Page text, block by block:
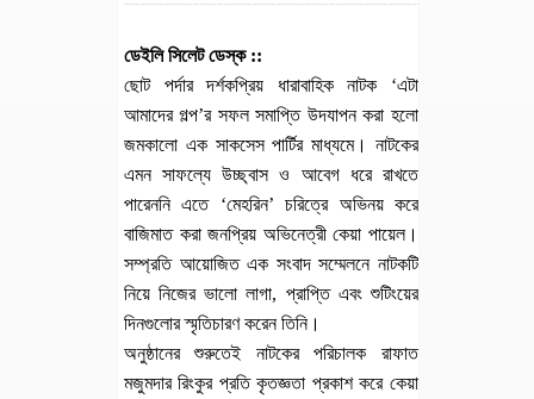
ডেইলি সিলেট ডেস্ক ::
ছোট পর্দার দর্শকপ্রিয় ধারাবাহিক নাটক ‘এটা
আমাদের গল্প’র সফল সমাপ্তি উদযাপন করা হলো
জমকালো এক সাকসেস পার্টির মাধ্যমে। নাটকের
এমন সাফল্যে উচ্ছ্বাস ও আবেগ ধরে রাখতে
পারেননি এতে ‘মেহরিন’ চরিত্রে অভিনয় করে
বাজিমাত করা জনপ্রিয় অভিনেত্রী কেয়া পায়েল।
সম্প্রতি আয়োজিত এক সংবাদ সম্মেলনে নাটকটি
নিয়ে নিজের ভালো লাগা, প্রাপ্তি এবং শুটিংয়ের
দিনগুলোর স্মৃতিচারণ করেন তিনি।
অনুষ্ঠানের শুরুতেই নাটকের পরিচালক রাফাত
মজুমদার রিংকুর প্রতি কৃতজ্ঞতা প্রকাশ করে কেয়া